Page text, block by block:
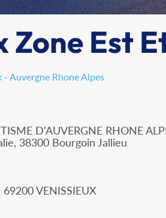
Zone Est
Auvergne Rhone Alpes
D'AUVERGNE RHONE
38300 Bourgoin Jallieu
VENISSIEUX